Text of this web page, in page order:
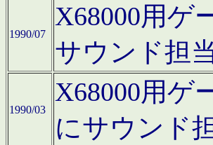
1990/07
X68000用ゲ
サウンド担
1990/03
X68000用ゲ
にサウンド